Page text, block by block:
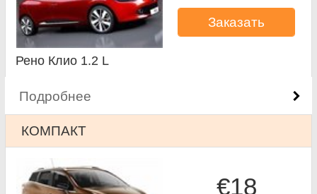
Заказать
Рено Клио 1.2 L
Подробнее
КОМПАКТ
€18